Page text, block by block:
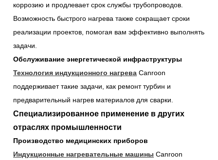
коррозию и продлевает срок службы трубопроводов.
Возможность быстрого нагрева также сокращает сроки
реализации проектов, помогая вам эффективно выполнять
задачи.
Обслуживание энергетической инфраструктуры
Технология индукционного нагрева Canroon
поддерживает такие задачи, как ремонт турбин и
предварительный нагрев материалов для сварки.
Специализированное применение в других
отраслях промышленности
Производство медицинских приборов
Индукционные нагревательные машины Canroon